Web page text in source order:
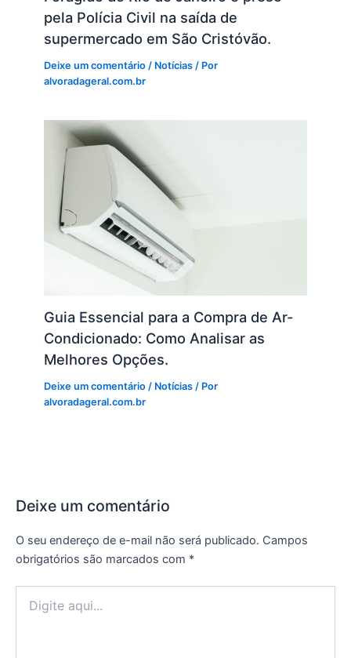
pela Polícia Civil na saída de
supermercado em São Cristóvão.
Deixe um comentário / Notícias / Por
alvoradageral.com.br
Guia Essencial para a Compra de Ar-
Condicionado: Como Analisar as
Melhores Opções.
Deixe um comentário / Notícias / Por
alvoradageral.com.br
Deixe um comentário
O seu endereço de e-mail não será publicado. Campos
obrigatórios são marcados com *
aqui...